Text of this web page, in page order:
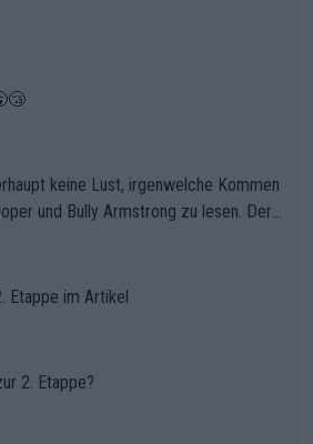
keine Lust, irgenwelche Kommen
und Bully Armstrong zu lesen. Der
Medium!
Etappe im Artikel
2. Etappe?